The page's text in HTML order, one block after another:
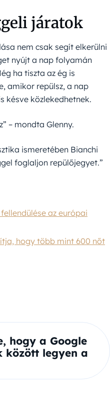
járatok
nem csak segít elkerülni
nyújt a nap folyamán
ha tiszta az ég is
amikor repülsz, a nap
késve közlekedhetnek.
– mondta Glenny.
ismeretében Bianchi
foglaljon repülőjegyet.”
az európai
hogy több mint 600 nőt
hogy a Google
között legyen a